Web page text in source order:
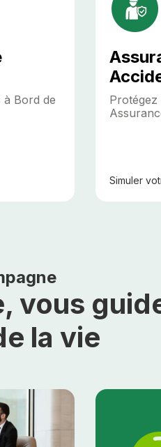
Bord de
Protégez
Simuler
vous
la vie